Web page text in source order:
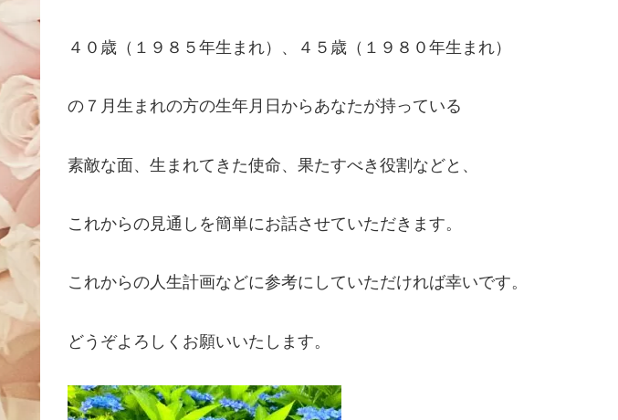
４０歳（１９８５年生まれ）、４５歳（１９８０年生まれ）
の７月生まれの方の生年月日からあなたが持っている
素敵な面、生まれてきた使命、果たすべき役割などと、
これからの見通しを簡単にお話させていただきます。
これからの人生計画などに参考にしていただければ幸いです。
どうぞよろしくお願いいたします。